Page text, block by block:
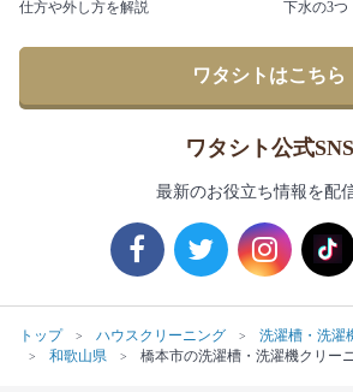
仕方や外し方を解説
下水の3つ
ワタシトはこちら
ワタシト公式SNS
最新のお役立ち情報を配
トップ ハウスクリーニング
洗濯槽・洗濯
和歌山県
橋本市の洗濯槽・洗濯機クリー